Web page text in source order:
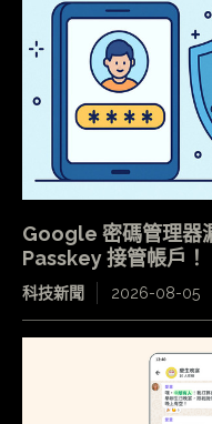
Google 密碼管理器
Passkey 接管帳戶！
科技新聞 2026-08-05